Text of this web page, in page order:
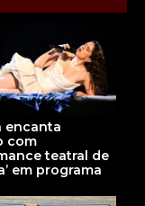
encanta
com
teatral de
em programa